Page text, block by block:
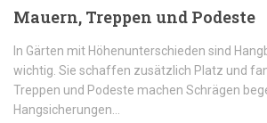
Mauern, Treppen und Podeste
In Gärten mit Höhenunterschieden sind
wichtig. Sie schaffen zusätzlich Platz und
Treppen und Podeste machen Schrägen
Hangsicherungen...